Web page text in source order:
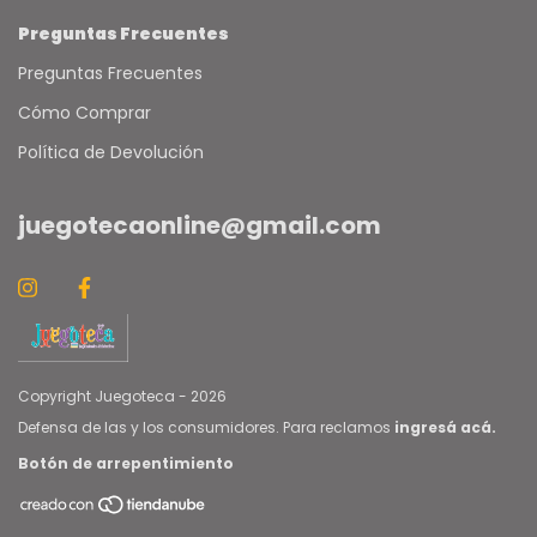
Preguntas Frecuentes
Preguntas Frecuentes
Cómo Comprar
Política de Devolución
juegotecaonline@gmail.com
Copyright Juegoteca - 2026
Defensa de las y los consumidores. Para reclamos ingresá acá.
Botón de arrepentimiento